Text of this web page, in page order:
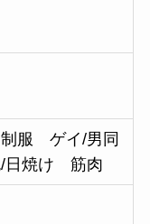
服 ゲイ/男同
日焼け 筋肉